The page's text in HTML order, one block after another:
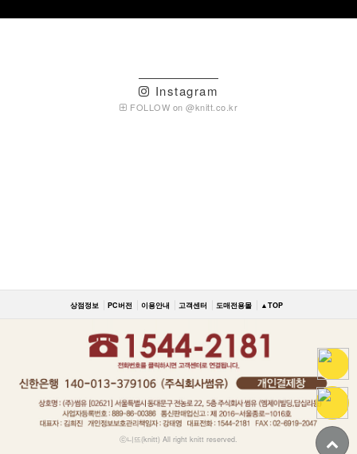
Instagram
FOLLOW on @knitt.co.kr
상점정보 PC버전 이용안내 고객센터 도매전용몰 ▲TOP
ⓒ니뜨(knitt) All right knitt reserved.